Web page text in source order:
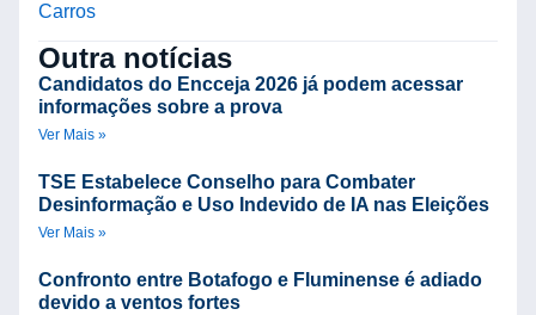
Carros
Outra notícias
Candidatos do Encceja 2026 já podem acessar
informações sobre a prova
Ver Mais »
TSE Estabelece Conselho para Combater
Desinformação e Uso Indevido de IA nas Eleições
Ver Mais »
Confronto entre Botafogo e Fluminense é adiado
devido a ventos fortes